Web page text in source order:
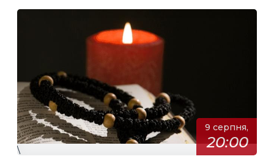
9 серпня,
20:00
\